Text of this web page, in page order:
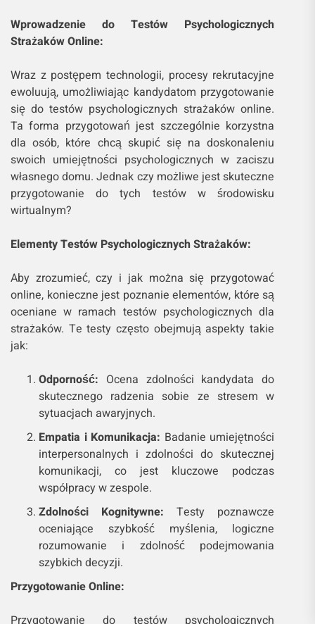
Wprowadzenie do Testów Psychologicznych
Strażaków Online:
Wraz z postępem technologii, procesy rekrutacyjne
ewoluują, umożliwiając kandydatom przygotowanie
się do testów psychologicznych strażaków online.
Ta forma przygotowań jest szczególnie korzystna
dla osób, które chcą skupić się na doskonaleniu
swoich umiejętności psychologicznych w zaciszu
własnego domu. Jednak czy możliwe jest skuteczne
przygotowanie do tych testów w środowisku
wirtualnym?
Elementy Testów Psychologicznych Strażaków:
Aby zrozumieć, czy i jak można się przygotować
online, konieczne jest poznanie elementów, które są
oceniane w ramach testów psychologicznych dla
strażaków. Te testy często obejmują aspekty takie
jak:
Odporność: Ocena zdolności kandydata do
skutecznego radzenia sobie ze stresem w
sytuacjach awaryjnych.
Empatia i Komunikacja: Badanie umiejętności
interpersonalnych i zdolności do skutecznej
komunikacji, co jest kluczowe podczas
współpracy w zespole.
Zdolności Kognitywne: Testy poznawcze
oceniające szybkość myślenia, logiczne
rozumowanie i zdolność podejmowania
szybkich decyzji.
Przygotowanie Online:
Przygotowanie do testów psychologicznych